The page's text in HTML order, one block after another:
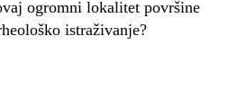
ogromni lokalitet površine
istraživanje?